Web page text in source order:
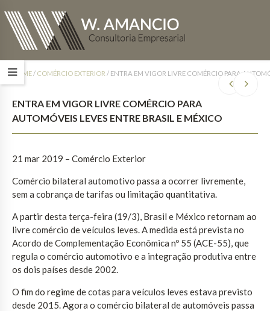
HOME/ COMÉRCIO EXTERIOR / ENTRA EM VIGOR LIVRE COMÉRCIO PARA
ENTRA EM VIGOR LIVRE COMÉRCIO PARA
AUTOMÓVEIS LEVES ENTRE BRASIL E MÉXICO
21 mar 2019 – Comércio Exterior
Comércio bilateral automotivo passa a ocorrer livremente,
sem a cobrança de tarifas ou limitação quantitativa.
A partir desta terça-feira (19/3), Brasil e México retornam ao
livre comércio de veículos leves. A medida está prevista no
Acordo de Complementação Econômica nº 55 (ACE-55), que
regula o comércio automotivo e a integração produtiva entre
os dois países desde 2002.
O fim do regime de cotas para veículos leves estava previsto
desde 2015. Agora o comércio bilateral de automóveis passa